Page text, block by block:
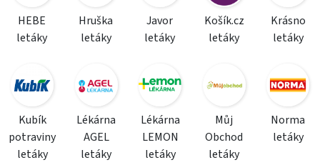
HEBE
letáky
Hruška
letáky
Javor
letáky
Košík.cz
letáky
Krásno
letáky
Kubík
potraviny
letáky
Lékárna
AGEL
letáky
Lékárna
LEMON
letáky
Můj
Obchod
letáky
Norma
letáky